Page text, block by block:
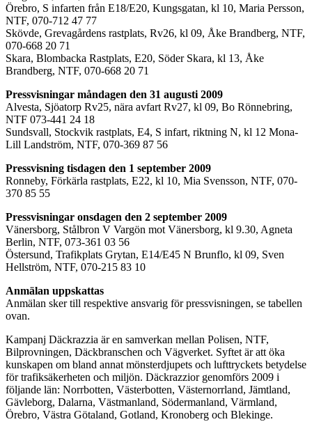
Örebro, S infarten från E18/E20, Kungsgatan, kl 10, Maria Persson,
NTF, 070-712 47 77
Skövde, Grevagårdens rastplats, Rv26, kl 09, Åke Brandberg, NTF,
070-668 20 71
Skara, Blombacka Rastplats, E20, Söder Skara, kl 13, Åke
Brandberg, NTF, 070-668 20 71
Pressvisningar måndagen den 31 augusti 2009
Alvesta, Sjöatorp Rv25, nära avfart Rv27, kl 09, Bo Rönnebring,
NTF 073-441 24 18
Sundsvall, Stockvik rastplats, E4, S infart, riktning N, kl 12 Mona-
Lill Landström, NTF, 070-369 87 56
Pressvisning tisdagen den 1 september 2009
Ronneby, Förkärla rastplats, E22, kl 10, Mia Svensson, NTF, 070-
370 85 55
Pressvisningar onsdagen den 2 september 2009
Vänersborg, Stålbron V Vargön mot Vänersborg, kl 9.30, Agneta
Berlin, NTF, 073-361 03 56
Östersund, Trafikplats Grytan, E14/E45 N Brunflo, kl 09, Sven
Hellström, NTF, 070-215 83 10
Anmälan uppskattas
Anmälan sker till respektive ansvarig för pressvisningen, se tabellen
ovan.
Kampanj Däckrazzia är en samverkan mellan Polisen, NTF,
Bilprovningen, Däckbranschen och Vägverket. Syftet är att öka
kunskapen om bland annat mönsterdjupets och lufttryckets betydelse
för trafiksäkerheten och miljön. Däckrazzior genomförs 2009 i
följande län: Norrbotten, Västerbotten, Västernorrland, Jämtland,
Gävleborg, Dalarna, Västmanland, Södermanland, Värmland,
Örebro, Västra Götaland, Gotland, Kronoberg och Blekinge.